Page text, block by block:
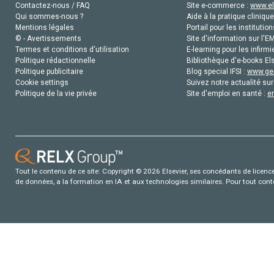
Contactez-nous / FAQ
Qui sommes-nous ?
Mentions légales
© - Avertissements
Termes et conditions d'utilisation
Politique rédactionnelle
Politique publicitaire
Cookie settings
Politique de la vie privée
Site e-commerce :
Aide à la pratique
Portail pour les
Site d'information sur
E-learning pour les
Bibliothèque d'e-books
Blog special IFSI :
Suivez notre actualité
Site d'emploi en santé :
Tout le contenu de ce site: Copyright © 2026 Elsevier, ses concédants de
de données, a la formation en IA et aux technologies similaires. Pour tout